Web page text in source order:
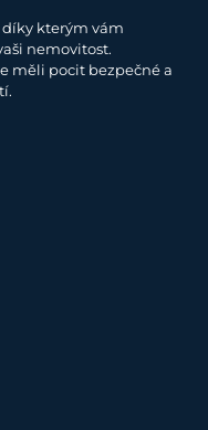
kterým vám
nemovitost.
měli pocit bezpečné a